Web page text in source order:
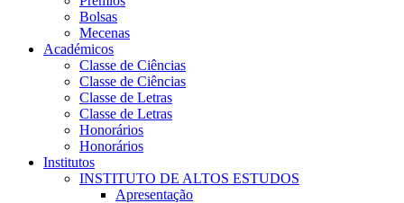
Bolsas
Mecenas
Académicos
Classe de Ciências
Classe de Ciências
Classe de Letras
Classe de Letras
Honorários
Honorários
Institutos
INSTITUTO DE ALTOS ESTUDOS
Apresentação